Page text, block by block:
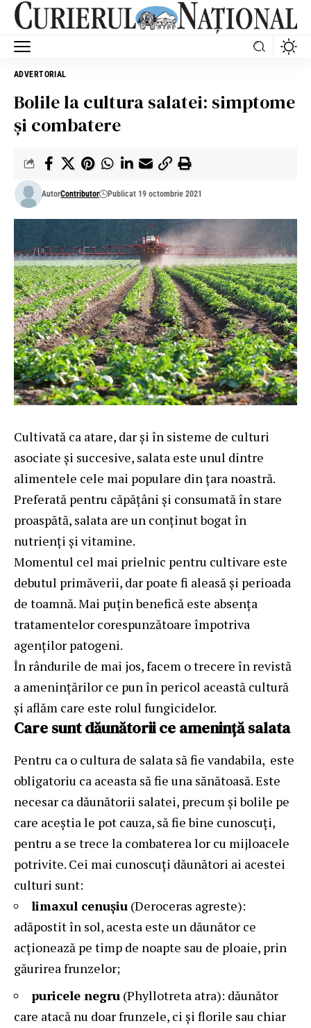
ADVERTORIAL
Bolile la cultura salatei: simptome
și combatere
AutorContributor Publicat 19 octombrie 2021
Cultivată ca atare, dar și în sisteme de culturi
asociate și succesive, salata este unul dintre
alimentele cele mai populare din țara noastră.
Preferată pentru căpățâni și consumată în stare
proaspătă, salata are un conținut bogat în
nutrienți și vitamine.
Momentul cel mai prielnic pentru cultivare este
debutul primăverii, dar poate fi aleasă și perioada
de toamnă. Mai puțin benefică este absența
tratamentelor corespunzătoare împotriva
agenților patogeni.
În rândurile de mai jos, facem o trecere în revistă
a amenințărilor ce pun în pericol această cultură
și aflăm care este rolul fungicidelor.
Care sunt dăunătorii ce amenință salata
Pentru ca o cultura de salata să fie vandabila, este
obligatoriu ca aceasta să fie una sănătoasă. Este
necesar ca dăunătorii salatei, precum și bolile pe
care aceștia le pot cauza, să fie bine cunoscuți,
pentru a se trece la combaterea lor cu mijloacele
potrivite. Cei mai cunoscuți dăunători ai acestei
culturi sunt:
limaxul cenușiu (Deroceras agreste):
adăpostit în sol, acesta este un dăunător ce
acționează pe timp de noapte sau de ploaie, prin
găurirea frunzelor;
puricele negru (Phyllotreta atra): dăunător
care atacă nu doar frunzele, ci și florile sau chiar